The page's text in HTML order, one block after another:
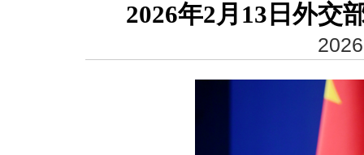
2026年2月13日外交